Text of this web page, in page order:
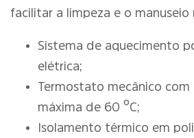
facilitar a limpeza e o manuseio
Sistema de aquecimento
elétrica;
Termostato mecânico
máxima de 60 ºC;
Isolamento térmico em